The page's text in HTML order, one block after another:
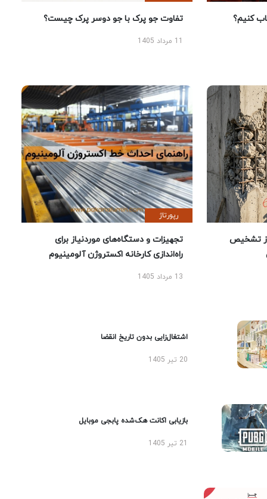
کنیم؟ تفاوت جو پرک با جو دوسر پرک چیست؟
تشخیص
رپورتاژ
تجهیزات و دستگاه‌های موردنیاز برای
راه‌اندازی کارخانه اکستروژن آلومینیوم
13 مرداد 1405
اشتغال‌زایی بدون تاریخ انقضا
20 تیر 1405
بازیابی اکانت هک‌شده پابجی موبایل